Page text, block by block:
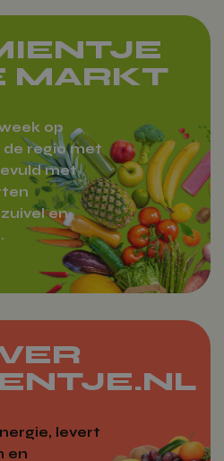
MARKT
op
de regio met
met
en
levert
en